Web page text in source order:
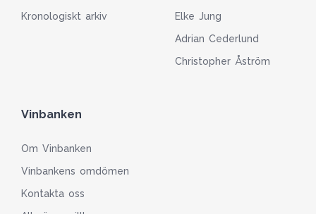
Kronologiskt arkiv
Elke Jung
Adrian Cederlund
Christopher Åström
Vinbanken
Om Vinbanken
Vinbankens omdömen
Kontakta oss